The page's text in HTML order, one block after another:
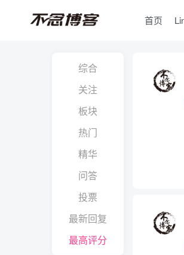
首页
综合
关注
板块
热门
精华
问答
投票
最新回复
最高评分